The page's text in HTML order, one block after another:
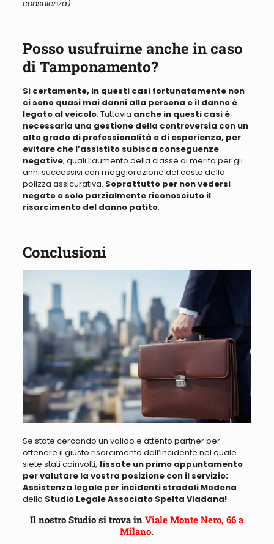
consulenza).
Posso usufruirne anche in caso
di Tamponamento?
Si certamente, in questi casi fortunatamente non
ci sono quasi mai danni alla persona e il danno è
legato al veicolo. Tuttavia anche in questi casi è
necessaria una gestione della controversia con un
alto grado di professionalità e di esperienza, per
evitare che l’assistito subisca conseguenze
negative; quali l’aumento della classe di merito per gli
anni successivi con maggiorazione del costo della
polizza assicurativa. Soprattutto per non vedersi
negato o solo parzialmente riconosciuto il
risarcimento del danno patito.
Conclusioni
Se state cercando un valido e attento partner per
ottenere il giusto risarcimento dall’incidente nel quale
siete stati coinvolti, fissate un primo appuntamento
per valutare la vostra posizione con il servizio:
Assistenza legale per incidenti stradali Modena
dello Studio Legale Associato Spelta Viadana!
Il nostro Studio si trova inViale Monte Nero, 66 a
Milano.